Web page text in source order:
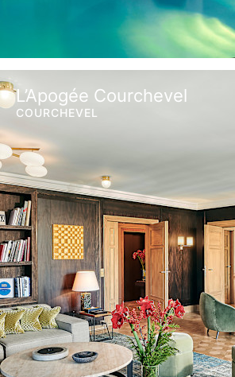
L’Apogée Courchevel
COURCHEVEL